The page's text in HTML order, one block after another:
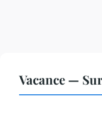
Vacance —